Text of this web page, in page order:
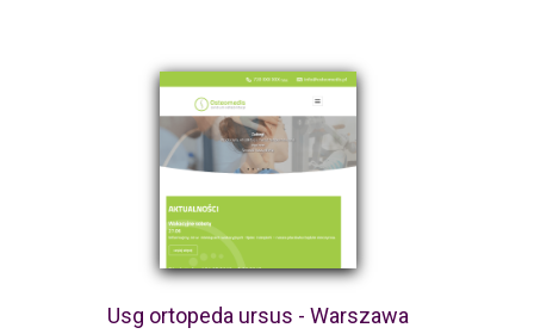
Usg ortopeda ursus - Warszawa